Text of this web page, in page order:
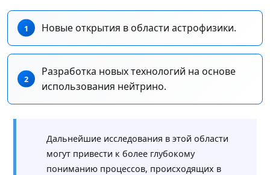
Новые открытия в области астрофизики.
Разработка новых технологий на основе
использования нейтрино.
Дальнейшие исследования в этой области
могут привести к более глубокому
пониманию процессов, происходящих в